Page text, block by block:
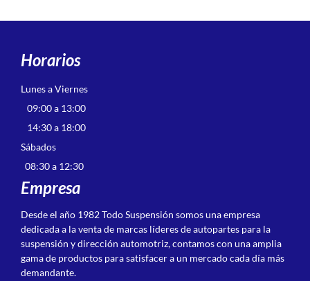
Horarios
Lunes a Viernes
09:00 a 13:00
14:30 a 18:00
Sábados
08:30 a 12:30
Empresa
Desde el año 1982 Todo Suspensión somos una empresa
dedicada a la venta de marcas líderes de autopartes para la
suspensión y dirección automotriz, contamos con una amplia
gama de productos para satisfacer a un mercado cada día más
demandante.